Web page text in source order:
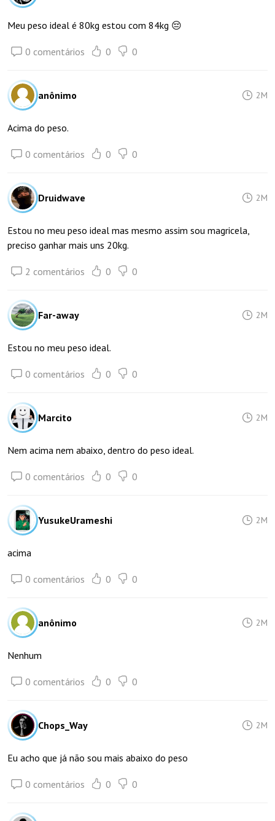
Meu peso ideal é 80kg estou com 84kg 😔
0 comentários 0 0
anônimo 2M
Acima do peso.
0 comentários 0 0
Druidwave 2M
Estou no meu peso ideal mas mesmo assim sou magricela,
preciso ganhar mais uns 20kg.
2 comentários 0 0
Far-away 2M
Estou no meu peso ideal.
0 comentários 0 0
Marcito 2M
Nem acima nem abaixo, dentro do peso ideal.
0 comentários 0 0
YusukeUrameshi 2M
acima
0 comentários 0 0
anônimo 2M
Nenhum
0 comentários 0 0
Chops_Way 2M
Eu acho que já não sou mais abaixo do peso
0 comentários 0 0